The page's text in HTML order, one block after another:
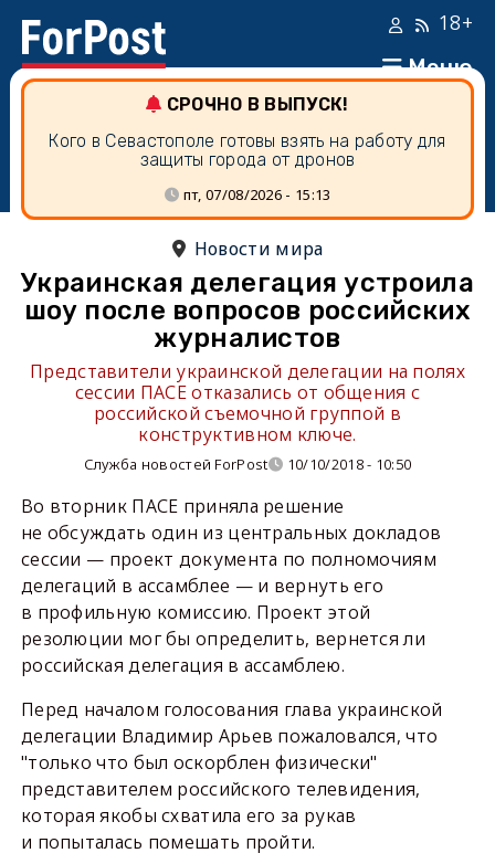
Меню
18+
СРОЧНО В ВЫПУСК!
Кого в Севастополе готовы взять на работу для
защиты города от дронов
пт, 07/08/2026 - 15:13
Новости мира
Украинская делегация устроила
шоу после вопросов российских
журналистов
Представители украинской делегации на полях
сессии ПАСЕ отказались от общения с
российской съемочной группой в
конструктивном ключе.
Служба новостей ForPost 10/10/2018 - 10:50
Во вторник ПАСЕ приняла решение
не обсуждать один из центральных докладов
сессии — проект документа по полномочиям
делегаций в ассамблее — и вернуть его
в профильную комиссию. Проект этой
резолюции мог бы определить, вернется ли
российская делегация в ассамблею.
Перед началом голосования глава украинской
делегации Владимир Арьев пожаловался, что
"только что был оскорблен физически"
представителем российского телевидения,
которая якобы схватила его за рукав
и попыталась помешать пройти.